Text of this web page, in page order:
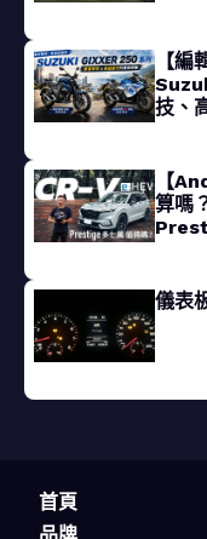
【
技、
【
算嗎
儀表
首頁
品牌